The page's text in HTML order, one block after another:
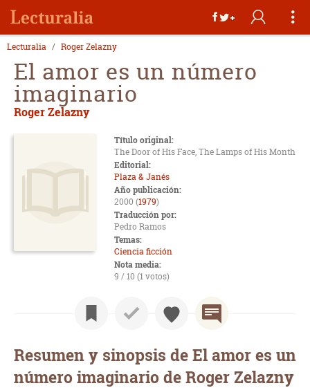
Lecturalia Roger Zelazny
El amor es un número
imaginario
Roger Zelazny
Título original:
The Door of His Face, The Lamps of His Month
Editorial:
Plaza & Janés
Año publicación:
2000 (1979)
Traducción por:
Pedro Ramos
Temas:
Ciencia ficción
Nota media:
9 / 10 (1 votos)
Resumen y sinopsis de El amor es un
número imaginario de Roger Zelazny